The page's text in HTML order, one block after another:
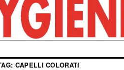
CAPELLI COLORATI